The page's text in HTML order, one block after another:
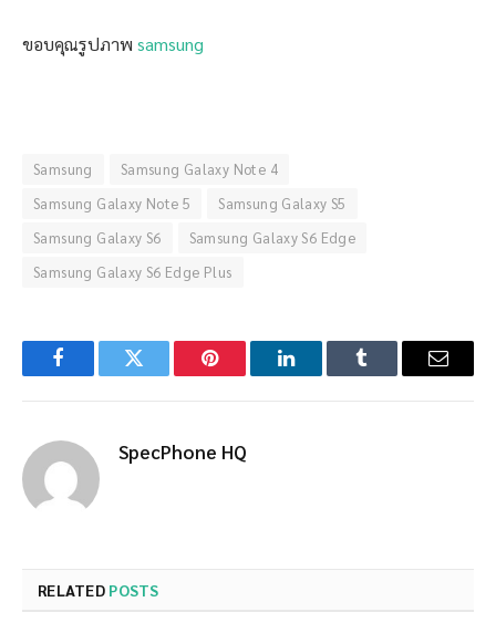
ขอบคุณรูปภาพ samsung
Samsung
Samsung Galaxy Note 4
Samsung Galaxy Note 5
Samsung Galaxy S5
Samsung Galaxy S6
Samsung Galaxy S6 Edge
Samsung Galaxy S6 Edge Plus
FacebookTwitter Pinterest LinkedInTumblr Email
SpecPhone HQ
RELATED POSTS